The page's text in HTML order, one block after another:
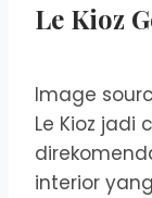
Le Kioz
Image
Le Kioz jadi
interior